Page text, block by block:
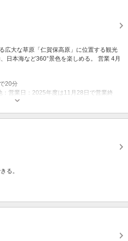
広大な草原「仁賀保高原」に位置する観光
日本海など360°景色を楽しめる。 営業 4月
20分
営業日：2025年度は11月28日で営業終
る。